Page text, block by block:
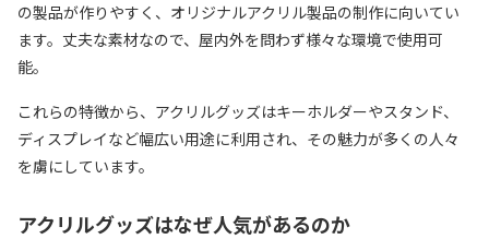
の製品が作りやすく、オリジナルアクリル製品の制作に向いてい
ます。丈夫な素材なので、屋内外を問わず様々な環境で使用可
能。
これらの特徴から、アクリルグッズはキーホルダーやスタンド、
ディスプレイなど幅広い用途に利用され、その魅力が多くの人々
を虜にしています。
アクリルグッズはなぜ人気があるのか